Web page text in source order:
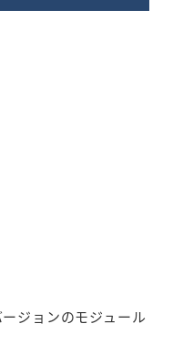
ジョンのモジュール